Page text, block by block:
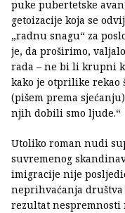
puke pubertetske
getoizacije koja se
„radnu snagu“ za
je, da proširimo,
rada – ne bi li krupni
kako je otprilike rekao
(pišem prema
njih dobili smo ljude.“
Utoliko roman nudi
suvremenog
imigracije nije
neprihvaćanja
rezultat nespremnosti